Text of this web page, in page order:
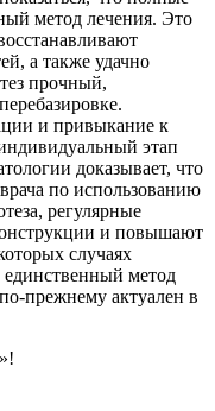
метод лечения. Это
а также удачно
прочный,
и привыкание к
этап
доказывает, что
по использованию
регулярные
и повышают
случаях
метод
прежнему актуален в